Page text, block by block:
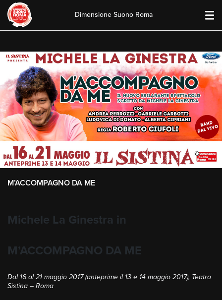
content
Dimensione Suono Roma
M’ACCOMPAGNO DA ME
Michele La Ginestra in
M’ACCOMPAGNO DA ME
Dal 16 al 21 maggio 2017 (anteprime il 13 e 14 maggio 2017), Teatro
Sistina – Roma